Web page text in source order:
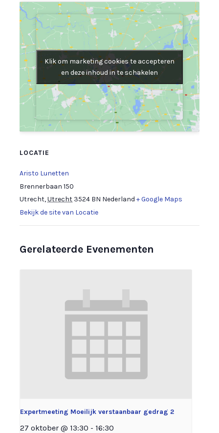
LOCATIE
Aristo Lunetten
Brennerbaan 150
Utrecht,Utrecht 3524 BN Nederland + Google Maps
Bekijk de site van Locatie
Klik om marketing cookies te accepteren
en deze inhoud in te schakelen
Klik om marketing cookies te accepteren
en deze inhoud in te schakelen
Gerelateerde Evenementen
Expertmeeting Moeilijk verstaanbaar gedrag 2
27 oktober @ 13:30 - 16:30